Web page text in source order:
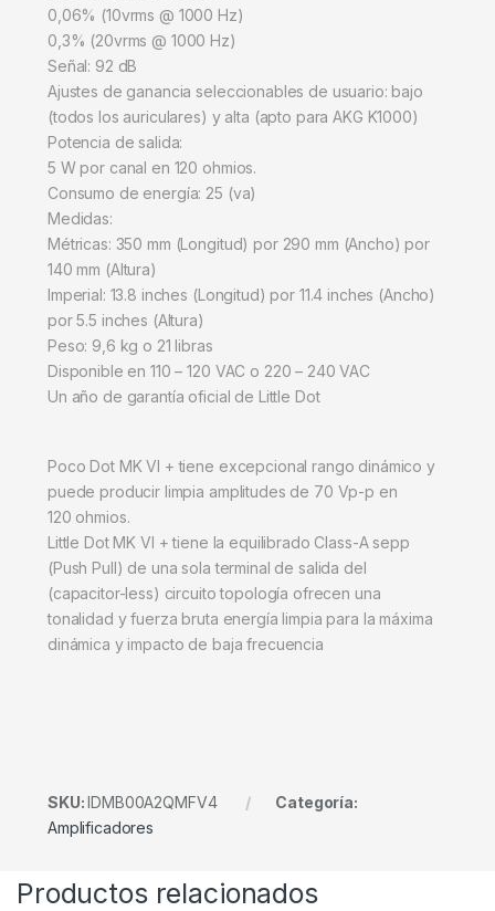
0,06% (10vrms @ 1000 Hz)
0,3% (20vrms @ 1000 Hz)
Señal: 92 dB
Ajustes de ganancia seleccionables de usuario: bajo
(todos los auriculares) y alta (apto para AKG K1000)
Potencia de salida:
5 W por canal en 120 ohmios.
Consumo de energía: 25 (va)
Medidas:
Métricas: 350 mm (Longitud) por 290 mm (Ancho) por
140 mm (Altura)
Imperial: 13.8 inches (Longitud) por 11.4 inches (Ancho)
por 5.5 inches (Altura)
Peso: 9,6 kg o 21 libras
Disponible en 110 – 120 VAC o 220 – 240 VAC
Un año de garantía oficial de Little Dot
Poco Dot MK VI + tiene excepcional rango dinámico y
puede producir limpia amplitudes de 70 Vp-p en
120 ohmios.
Little Dot MK VI + tiene la equilibrado Class-A sepp
(Push Pull) de una sola terminal de salida del
(capacitor-less) circuito topología ofrecen una
tonalidad y fuerza bruta energía limpia para la máxima
dinámica y impacto de baja frecuencia
SKU:IDMB00A2QMFV4
Categoría:
Amplificadores
Productos relacionados